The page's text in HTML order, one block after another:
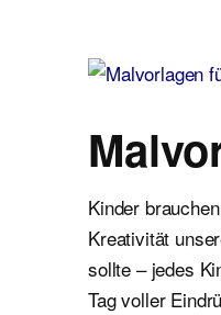
Kinder
Kreativität
sollte – jedes
Tag voller